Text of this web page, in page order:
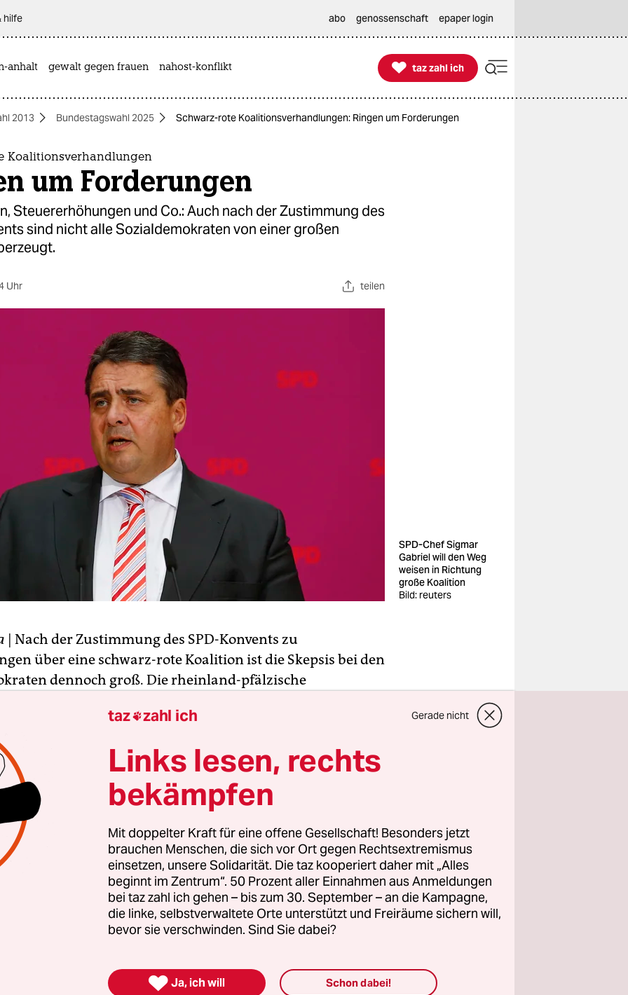
hilfe abo genossenschaft epaper login
anhalt gewalt gegen frauen nahost-konflikt 
taz zahl ich
taz zahl ich
2013 Bundestagswahl 2025 Schwarz-rote Koalitionsverhandlungen: Ringen um Forderungen
Koalitionsverhandlungen
um Forderungen
Steuererhöhungen und Co.: Auch nach der Zustimmung des
sind nicht alle Sozialdemokraten von einer großen
Uhr teilen
SPD-Chef Sigmar
Gabriel will den Weg
weisen in Richtung
große Koalition
Bild: reuters
| Nach der Zustimmung des SPD-Konvents zu
über eine schwarz-rote Koalition ist die Skepsis bei den
dennoch groß. Die rheinland-pfälzische
„Es gibt nach wie vor sehr viele Sozialdemokratinnen
die Bauchschmerzen haben mit der großen
über die bisherigen Gespräche mit der Union hätten aber
zu einer positiven Bewertung geführt. Es gehe darum,
sozialdemokratische Themen auch umsetzen kann
der Menschen“, so Dreyer. „Dafür arbeiten wir ja
taz zahl ich Gerade nicht
Links lesen, rechts
bekämpfen
Mit doppelter Kraft für eine offene Gesellschaft! Besonders jetzt
brauchen Menschen, die sich vor Ort gegen Rechtsextremismus
einsetzen, unsere Solidarität. Die taz kooperiert daher mit „Alles
beginnt im Zentrum“. 50 Prozent aller Einnahmen aus Anmeldungen
bei taz zahl ich gehen – bis zum 30. September – an die Kampagne,
die linke, selbstverwaltete Orte unterstützt und Freiräume sichern will,
bevor sie verschwinden. Sind Sie dabei?
 Ja, ich will Schon dabei!